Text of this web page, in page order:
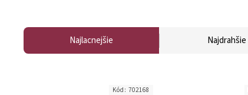
Najlacnejšie Najdrahšie
Kód: 702168